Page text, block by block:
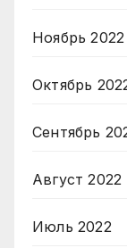
Ноябрь 2022
Октябрь
Сентябрь
Август 2022
Июль 2022